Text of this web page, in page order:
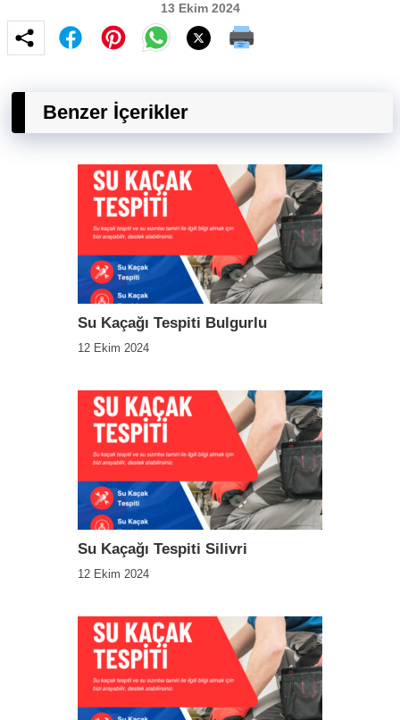
13 Ekim 2024
Benzer İçerikler
Su Kaçağı Tespiti Bulgurlu
12 Ekim 2024
Su Kaçağı Tespiti Silivri
12 Ekim 2024